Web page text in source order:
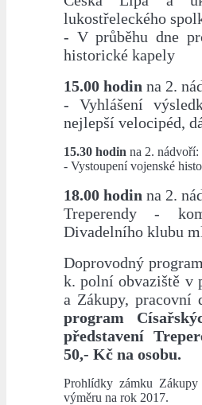
lukostřeleckého
- V průběhu dne
historické kapely
15.00 hodin na 2.
- Vyhlášení
nejlepší velocipéd,
15.30 hodin na 2. nádvoří:
- Vystoupení vojenské
18.00 hodin na 2.
Treperendy -
Divadelního klubu
Doprovodný
k. polní obvaziště v
a Zákupy,
program
představení
50,- Kč na osobu.
Prohlídky zámku
výměru na rok 2017.